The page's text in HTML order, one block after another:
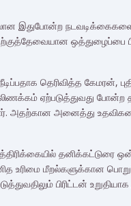
இதுபோன்ற நடவடிக்கைகளை
ஒத்துழைப்பை
தெரிவித்த கேமரன்,
ஏற்படுத்துவது போன்ற
அதற்கான அனைத்து
தனிக்கட்டுரை
உரிமை மீறல்களுக்கான
பிரிட்டன்